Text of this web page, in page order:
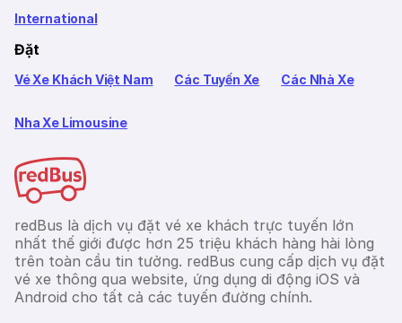
International
Đặt
Vé Xe Khách Việt Nam Các Tuyến Xe Các Nhà Xe
Nha Xe Limousine
redBus là dịch vụ đặt vé xe khách trực tuyến lớn
nhất thế giới được hơn 25 triệu khách hàng hài lòng
trên toàn cầu tin tưởng. redBus cung cấp dịch vụ đặt
vé xe thông qua website, ứng dụng di động iOS và
Android cho tất cả các tuyến đường chính.